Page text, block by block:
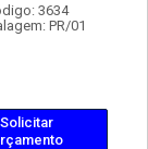
3634
PR/01
Solicitar